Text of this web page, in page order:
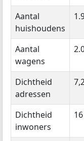
Aantal
huishoudens
Aantal
wagens
Dichtheid
adressen
Dichtheid
inwoners
16